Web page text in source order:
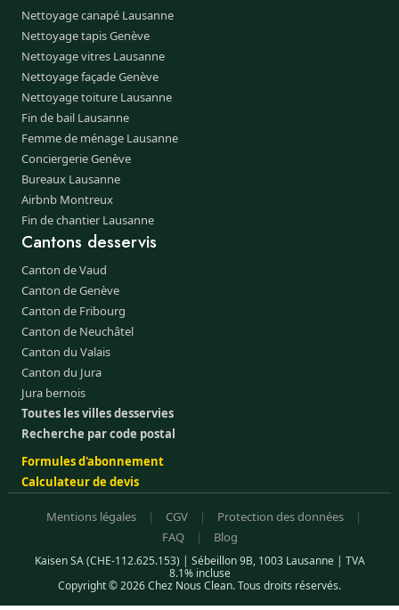
Nettoyage canapé Lausanne
Nettoyage tapis Genève
Nettoyage vitres Lausanne
Nettoyage façade Genève
Nettoyage toiture Lausanne
Fin de bail Lausanne
Femme de ménage Lausanne
Conciergerie Genève
Bureaux Lausanne
Airbnb Montreux
Fin de chantier Lausanne
Cantons desservis
Canton de Vaud
Canton de Genève
Canton de Fribourg
Canton de Neuchâtel
Canton du Valais
Canton du Jura
Jura bernois
Toutes les villes desservies
Recherche par code postal
Formules d'abonnement
Calculateur de devis
Mentions légales | CGV | Protection des données
|
FAQ
| Blog
Kaisen SA (CHE-112.625.153) | Sébeillon 9B, 1003 Lausanne | TVA
8.1% incluse
Copyright © 2026 Chez Nous Clean. Tous droits réservés.